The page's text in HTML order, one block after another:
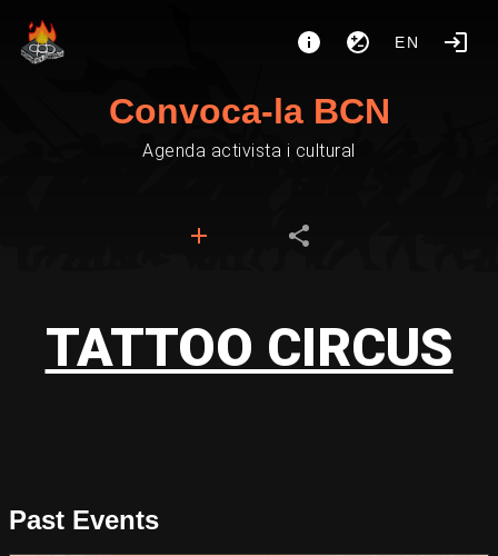
EN
Convoca-la BCN
Agenda activista i cultural
TATTOO CIRCUS
Past Events